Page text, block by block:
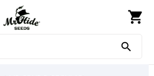
shopping_cart
